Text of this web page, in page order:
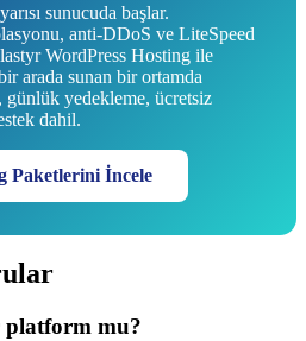
sunucuda başlar.
anti-DDoS ve LiteSpeed
WordPress Hosting ile
arada sunan bir ortamda
günlük yedekleme, ücretsiz
dahil.
Paketlerini İncele
platform mu?